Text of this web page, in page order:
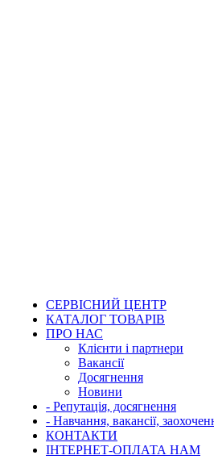
СЕРВІСНИЙ ЦЕНТР
КАТАЛОГ ТОВАРІВ
ПРО НАС
Клієнти і партнери
Вакансії
Досягнення
Новини
- Репутація, досягнення
- Навчання, вакансії,
КОНТАКТИ
ІНТЕРНЕТ-ОПЛАТА НАМ